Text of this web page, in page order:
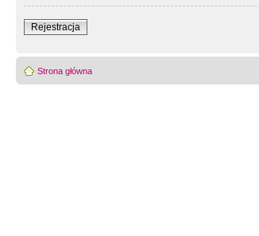
Rejestracja
Strona główna